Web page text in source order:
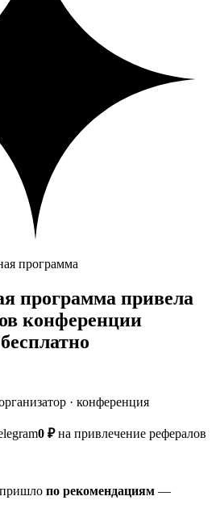
программа
программа привела
конференции
бесплатно
· конференция
0 ₽на привлечение рефералов
по рекомендациям —